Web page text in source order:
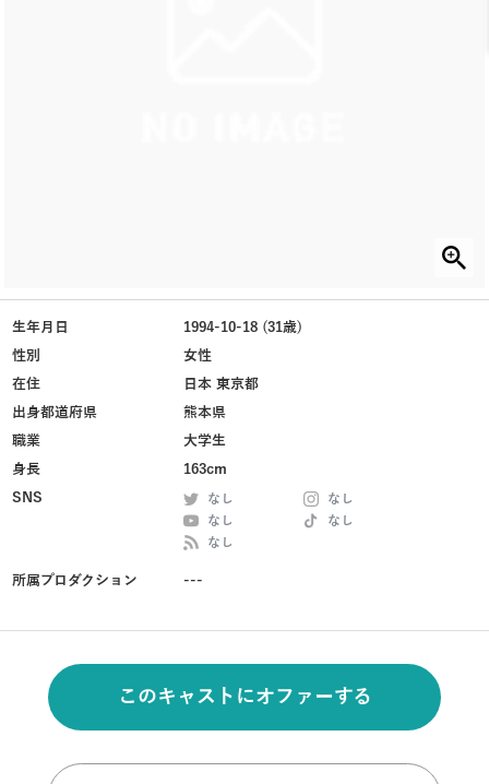
生年月日
1994-10-18 (31歳)
性別
女性
在住
日本 東京都
出身都道府県
熊本県
職業
大学生
身長
163cm
SNS
なし
なし
なし
なし
なし
所属プロダクション ---
このキャストにオファーする